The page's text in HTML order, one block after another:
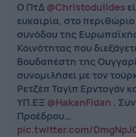
Ο ΠτΔ @Christodulides
ευκαιρία, στο
συνόδου της
Κοινότητας που
Βουδαπέστη της
συνομιλήσει με τον
Ρετζέπ Ταγίπ Ερντογάν
ΥΠ.ΕΞ @HakanFidan .
Προέδρου…
pic.twitter.com/